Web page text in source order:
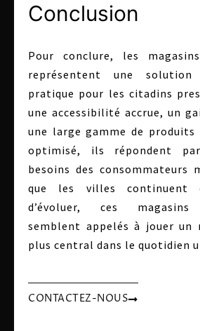
Conclusion
Pour conclure, les
représentent une
pratique pour les citadins
une accessibilité accrue, un
une large gamme de produits
optimisé, ils répondent
besoins des consommateurs
que les villes
d’évoluer, ces magasins
semblent appelés à jouer un
plus central dans le quotidien
CONTACTEZ-NOUS